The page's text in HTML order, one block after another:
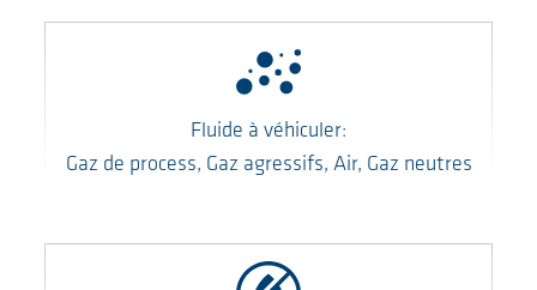
Fluide à véhiculer:
Gaz de process, Gaz agressifs, Air, Gaz neutres